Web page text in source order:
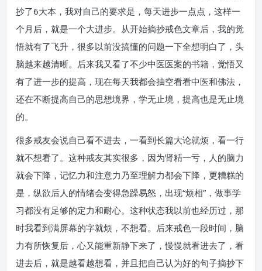
抄了6大本，我对自己的要求是，每天进步一点点，这样一
个月后，就是一个大进步。从开始摘抄戒色文章后，我的觉
悟就有了飞升，很多以前没搞懂的问题一下全想明白了，头
脑越来越清晰。后来我又看了不少中医医案的书籍，觉悟又
有了进一步的提高，现在每天我都会抽空看看中医和佛法，
还在不断提高自己的思想境界，学无止境，提高也是无止境
的。
很多戒友会说自己看不进去，一看到长篇大论就烦，看一行
就不想看了。这种戒友其实很多，因为肾精一亏，人的脑力
就会下降，记忆力和注意力乃至理解力都会下降，更糟糕的
是，纵欲后人的情绪会变得急躁易怒，出现“烦相”，做事学
习都没有足够的定力和耐心。这种状态我以前也经历过，那
时我看到满屏幕的字就烦，不想看。后来戒色一段时间，脑
力有所恢复后，心又能重新静下来了，慢慢就看进去了，看
进去后，就是越看越想看，并且把自己认为好的句子摘抄下